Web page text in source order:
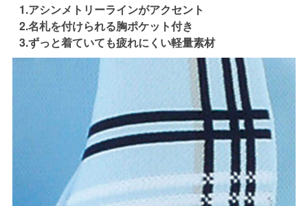
1.アシンメトリーラインがアクセント
2.名札を付けられる胸ポケット付き
3.ずっと着ていても疲れにくい軽量素材